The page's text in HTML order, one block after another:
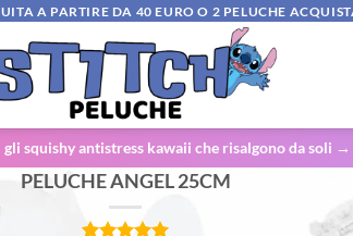
A PARTIRE DA 40 EURO O 2 PELUCHE
squishy antistress kawaii che risalgono da soli
PELUCHE ANGEL 25CM